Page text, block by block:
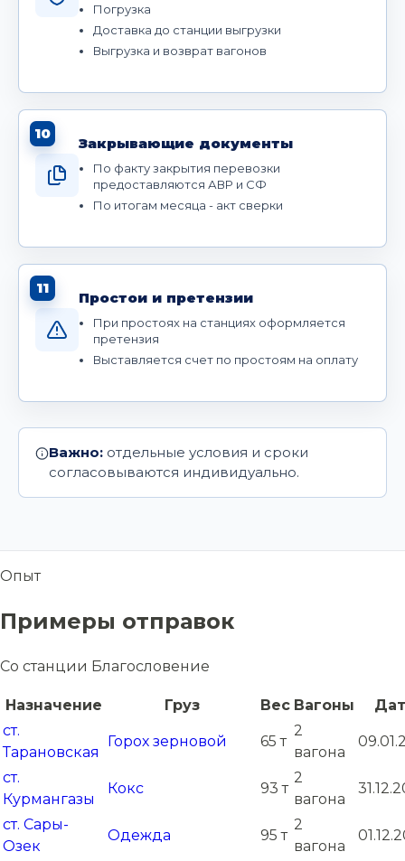
Погрузка
Доставка до станции выгрузки
Выгрузка и возврат вагонов
10
Закрывающие документы
По факту закрытия перевозки
предоставляются АВР и СФ
По итогам месяца - акт сверки
11
Простои и претензии
При простоях на станциях оформляется
претензия
Выставляется счет по простоям на оплату
Важно: отдельные условия и сроки
согласовываются индивидуально.
Опыт
Примеры отправок
Со станции Благословение
Назначение Груз Вес Вагоны
ст.
Тарановская
Горох зерновой 65 т
2
вагона
ст.
Курмангазы
Кокс 93 т
2
вагона
ст. Сары-
Озек
Одежда 95 т
2
вагона